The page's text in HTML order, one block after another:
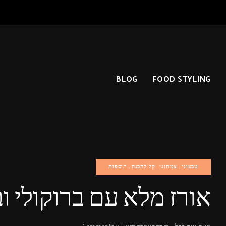
FOOD STYLING
BLOG
טבעוני צמחוני קל להכנה תוספות
אורז מלא עם ברוקולי